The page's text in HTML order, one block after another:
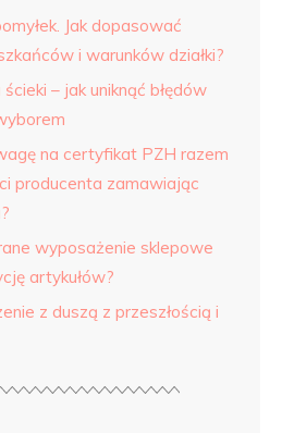
Jak dopasować
i warunków działki?
– jak uniknąć błędów
na certyfikat PZH razem
producenta zamawiając
wyposażenie sklepowe
artykułów?
z duszą z przeszłością i